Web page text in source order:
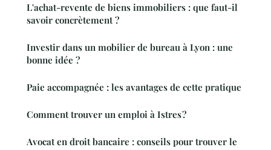
L'achat-revente de biens immobiliers : que faut-il
savoir concrètement ?
Investir dans un mobilier de bureau à Lyon : une
bonne idée ?
Paie accompagnée : les avantages de cette pratique
Comment trouver un emploi à Istres ?
Avocat en droit bancaire : conseils pour trouver le